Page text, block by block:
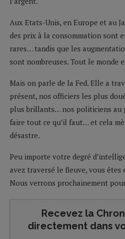
Aux Etats-Unis, en Europe et au
des prix à la consommation sont
rares… tandis que les
sont nombreuses. Tout le monde
Mais on parle de la Fed. Elle a
présent, nos officiers les plus
plus brillants… nos politiciens au
faire tout ce qu’il faut… et cela
désastre.
Peu importe votre degré
avez traversé le fleuve, vous êtes
Nous verrons prochainement
Recevez la
directement dans